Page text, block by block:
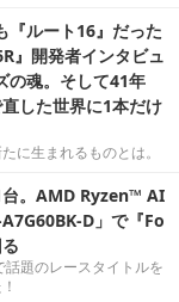
『ルート16』だった
』開発者インタビュ
の魂。そして41年
した世界に1本だけ
に生まれるものとは。
台。AMD Ryzen™ AI
D」で『Fo
題のレースタイトルを